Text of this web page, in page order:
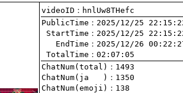
videoID：hnlUw8THefc
PublicTime
StartTime
   EndTime
TotalTime ：02:07:05
ChatNum(total)
ChatNum(ja   )
ChatNum(emoji)